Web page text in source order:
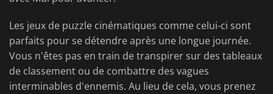
Les jeux de puzzle cinématiques comme celui-ci sont
parfaits pour se détendre après une longue journée.
Vous n'êtes pas en train de transpirer sur des tableaux
de classement ou de combattre des vagues
interminables d'ennemis. Au lieu de cela, vous prenez